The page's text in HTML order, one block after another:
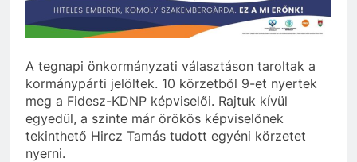
a Tisza Világ
applikáció
10 Hónap Ezelőtt
Dobrev programot
hirdet, a Tisza a Dunán
10 Hónap Ezelőtt
A tegnapi önkormányzati választáson taroltak a
kormánypárti jelöltek. 10 körzetből 9-et nyertek
meg a Fidesz-KDNP képviselői. Rajtuk kívül
egyedül, a szinte már örökös képviselőnek
tekinthető Hircz Tamás tudott egyéni körzetet
nyerni.